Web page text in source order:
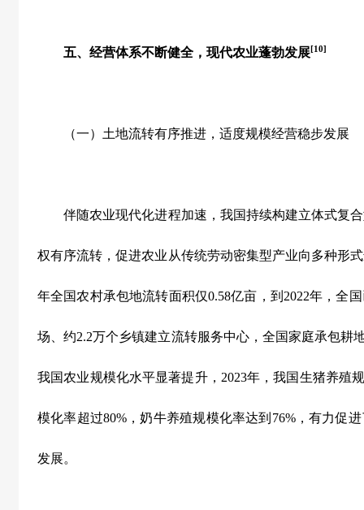
五、经营体系不断健全，现代农业蓬勃发展[10]
（一）土地流转有序推进，适度规模经营稳步发展
伴随农业现代化进程加速，我国持续构建立体式复合
权有序流转，促进农业从传统劳动密集型产业向多种形
年全国农村承包地流转面积仅0.58亿亩，到 2022年，全
场、约2.2万个乡镇建立流转服务中心，全国家庭承包耕
我国农业规模化水平显著提升， 2023年，我国生猪养殖
模化率超过80% ，奶牛养殖规模化率达到 76%，有力促
发展。